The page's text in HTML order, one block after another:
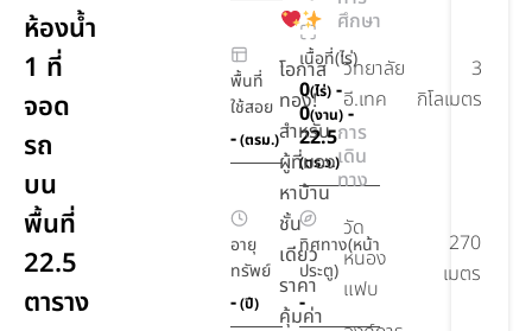
ห้องน้ำ
1 ที่
จอด
รถ
บน
พื้นที่
22.5
ตาราง
พื้นที่
ใช้สอย
-(ตรม.)
เนื้อที่(ไร่)
0(ไร่) -
0(งาน)-
22.5
(ตร.ว.)
อายุ
ทรัพย์
-(ปี)
ทิศทาง(หน้า
ประตู)
-
โอกาส
ทอง!
สำหรับ
ผู้ที่มอง
หาบ้าน
ชั้น
เดียว
ราคา
คุ้มค่า
ศึกษา
วิทยาลัย
อี.เทค
3
กิโลเมตร
การ
เดิน
ทาง
วัด
หนอง
แฟบ
270
เมตร